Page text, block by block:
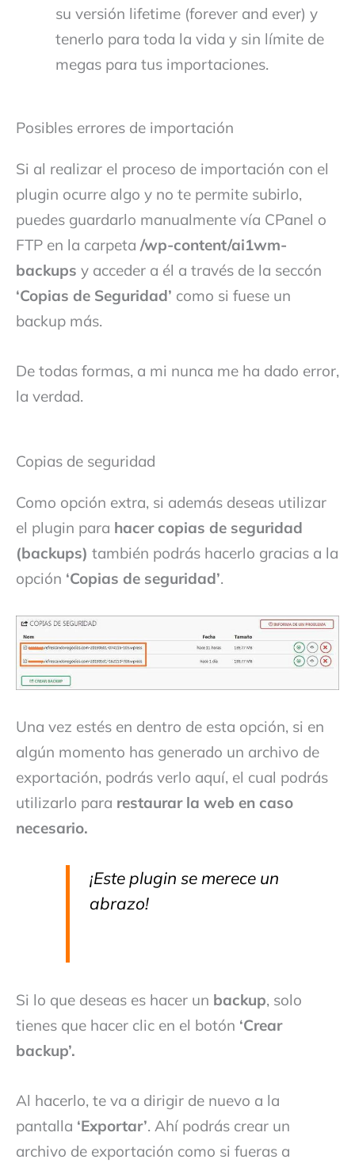
su versión lifetime (forever and ever) y
tenerlo para toda la vida y sin límite de
megas para tus importaciones.
Posibles errores de importación
Si al realizar el proceso de importación con el
plugin ocurre algo y no te permite subirlo,
puedes guardarlo manualmente vía CPanel o
FTP en la carpeta /wp-content/ai1wm-
backups y acceder a él a través de la seccón
‘Copias de Seguridad’ como si fuese un
backup más.
De todas formas, a mi nunca me ha dado error,
la verdad.
Copias de seguridad
Como opción extra, si además deseas utilizar
el plugin para hacer copias de seguridad
(backups) también podrás hacerlo gracias a la
opción ‘Copias de seguridad’.
Una vez estés en dentro de esta opción, si en
algún momento has generado un archivo de
exportación, podrás verlo aquí, el cual podrás
utilizarlo para restaurar la web en caso
necesario.
¡Este plugin se merece un
abrazo!
Si lo que deseas es hacer un backup, solo
tienes que hacer clic en el botón ‘Crear
backup’.
Al hacerlo, te va a dirigir de nuevo a la
pantalla ‘Exportar’. Ahí podrás crear un
archivo de exportación como si fueras a